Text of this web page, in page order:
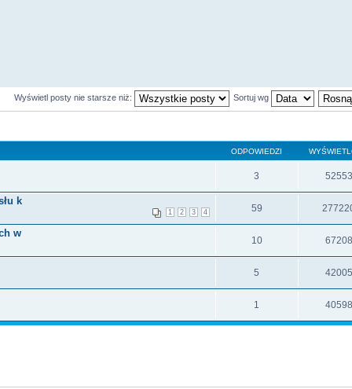
Wyświetl posty nie starsze niż: Sortuj wg
ODPOWIEDZI
3 52553
k
1 2 3 4 59
w
10 67208
5 42005
1 40598